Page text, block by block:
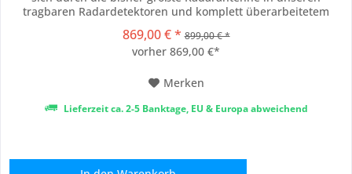
tragbaren Radardetektoren und komplett überarbeitetem
Zusammen mit der GPS-Antenne und der Datenbank von ganz
Europa überrascht diese auf den Fahrten nichts....
869,00 € * 899,00 € *
vorher 869,00 €*
Merken
Lieferzeit ca. 2-5 Banktage, EU & Europa abweichend